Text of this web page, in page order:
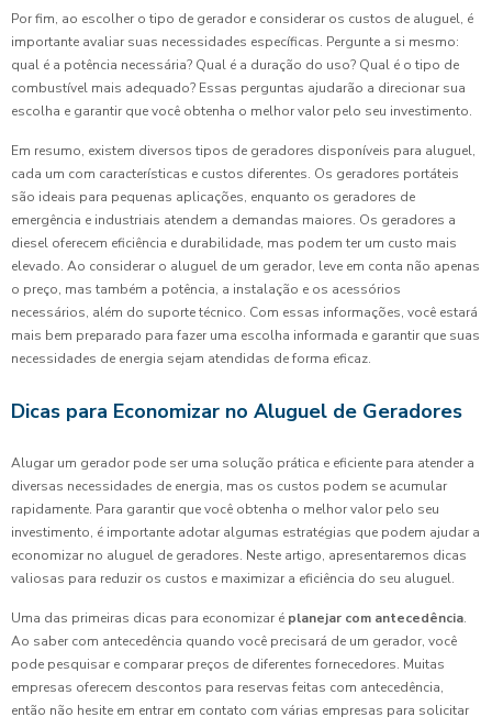
Por fim, ao escolher o tipo de gerador e considerar os custos de aluguel, é
importante avaliar suas necessidades específicas. Pergunte a si mesmo:
qual é a potência necessária? Qual é a duração do uso? Qual é o tipo de
combustível mais adequado? Essas perguntas ajudarão a direcionar sua
escolha e garantir que você obtenha o melhor valor pelo seu investimento.
Em resumo, existem diversos tipos de geradores disponíveis para aluguel,
cada um com características e custos diferentes. Os geradores portáteis
são ideais para pequenas aplicações, enquanto os geradores de
emergência e industriais atendem a demandas maiores. Os geradores a
diesel oferecem eficiência e durabilidade, mas podem ter um custo mais
elevado. Ao considerar o aluguel de um gerador, leve em conta não apenas
o preço, mas também a potência, a instalação e os acessórios
necessários, além do suporte técnico. Com essas informações, você estará
mais bem preparado para fazer uma escolha informada e garantir que suas
necessidades de energia sejam atendidas de forma eficaz.
Dicas para Economizar no Aluguel de Geradores
Alugar um gerador pode ser uma solução prática e eficiente para atender a
diversas necessidades de energia, mas os custos podem se acumular
rapidamente. Para garantir que você obtenha o melhor valor pelo seu
investimento, é importante adotar algumas estratégias que podem ajudar a
economizar no aluguel de geradores. Neste artigo, apresentaremos dicas
valiosas para reduzir os custos e maximizar a eficiência do seu aluguel.
Uma das primeiras dicas para economizar é planejar com antecedência.
Ao saber com antecedência quando você precisará de um gerador, você
pode pesquisar e comparar preços de diferentes fornecedores. Muitas
empresas oferecem descontos para reservas feitas com antecedência,
então não hesite em entrar em contato com várias empresas para solicitar